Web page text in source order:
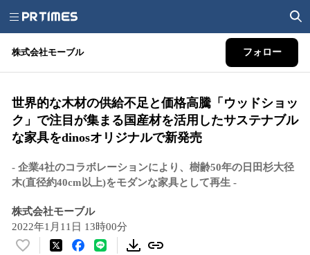
株式会社モーブル フォロー
世界的な木材の供給不足と価格高騰「ウッドショッ
ク」で注目が集まる国産材を活用したサステナブル
な家具をdinosオリジナルで新発売
- 企業4社のコラボレーションにより、樹齢50年の日田杉大径
木(直径約40cm以上)をモダンな家具として再生 -
株式会社モーブル
2022年1月11日 13時00分
い